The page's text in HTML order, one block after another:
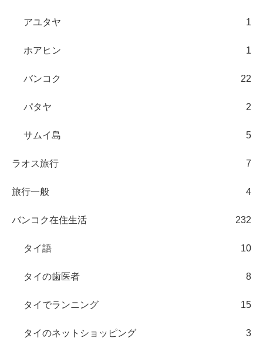
アユタヤ 1
ホアヒン 1
バンコク 22
パタヤ 2
サムイ島 5
ラオス旅行 7
旅行一般 4
バンコク在住生活 232
タイ語 10
タイの歯医者 8
タイでランニング 15
タイのネットショッピング 3